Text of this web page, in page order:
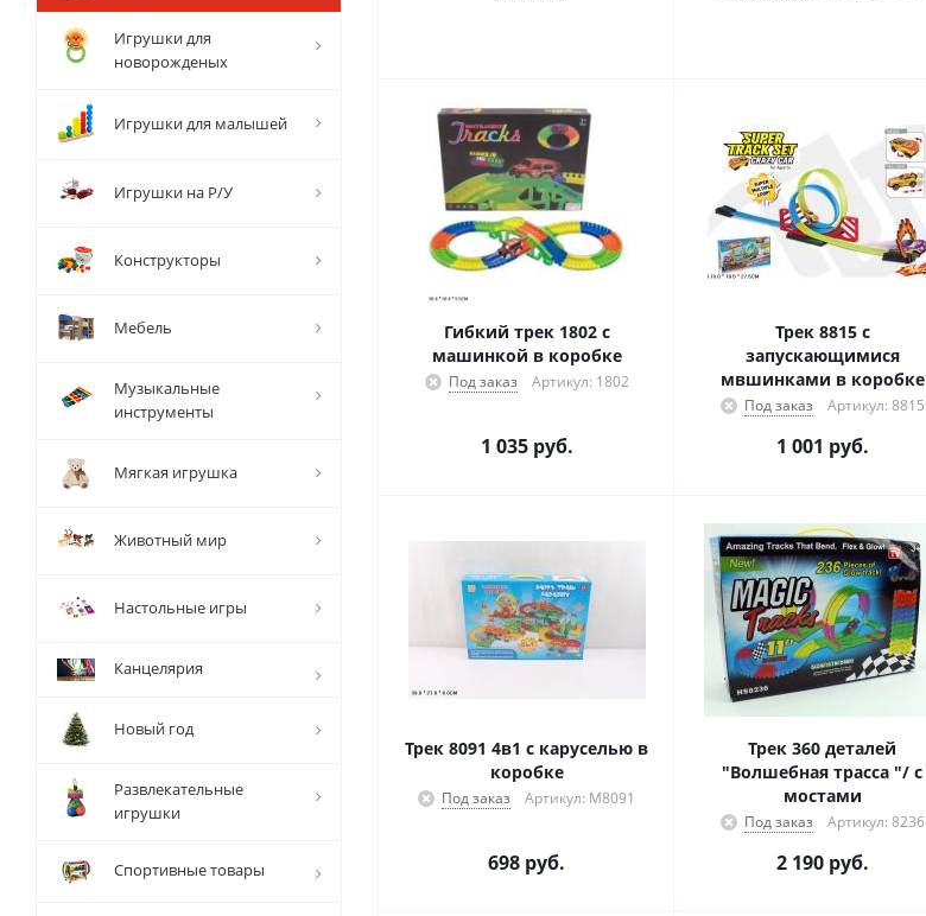
Гибкий трек 1802 с
машинкой в коробке
Под заказ Артикул: 1802
1 035руб.
Трек 8815 с
запускающимися
мвшинками в коробке
Под заказ Артикул: 8815
1 001 руб.
Трек 8091 4в1 с каруселью в
коробке
Под заказ Артикул: М8091
698 руб.
Трек 360 деталей
"Волшебная трасса "/ с
мостами
Под заказ Артикул: 8236
2 190руб.
Игрушки для
новорожденых
Игрушки для малышей
Игрушки на Р/У
Конструкторы
Мебель
Музыкальные
инструменты
Мягкая игрушка
Животный мир
Настольные игры
Канцелярия
Новый год
Развлекательные
игрушки
Спортивные товары